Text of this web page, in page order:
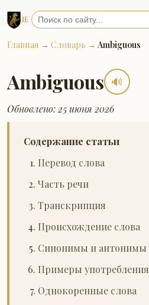
Главная → Словарь → Ambiguous
Ambiguous 🔊
Обновлено: 25 июня 2026
Содержание статьи
Перевод слова
Часть речи
Транскрипция
Происхождение слова
Синонимы и антонимы
Примеры употребления
Однокоренные слова